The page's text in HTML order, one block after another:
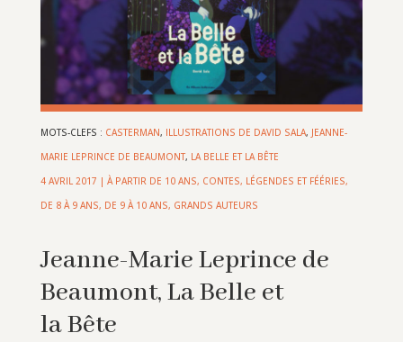
MOTS-CLEFS : CASTERMAN, ILLUSTRATIONS DE DAVID SALA, JEANNE-
MARIE LEPRINCE DE BEAUMONT, LA BELLE ET LA BÊTE
4 AVRIL 2017 | À PARTIR DE 10 ANS, CONTES, LÉGENDES ET FÉÉRIES,
DE 8 À 9 ANS, DE 9 À 10 ANS, GRANDS AUTEURS
Jeanne-Marie Leprince de
Beaumont, La Belle et
la Bête